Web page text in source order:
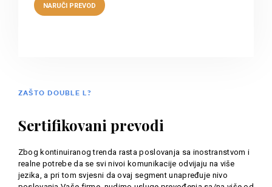
ZAŠTO DOUBLE L?
Sertifikovani prevodi
Zbog kontinuiranog trenda rasta poslovanja sa inostranstvom i
realne potrebe da se svi nivoi komunikacije odvijaju na više
jezika, a pri tom svjesni da ovaj segment unapređuje nivo